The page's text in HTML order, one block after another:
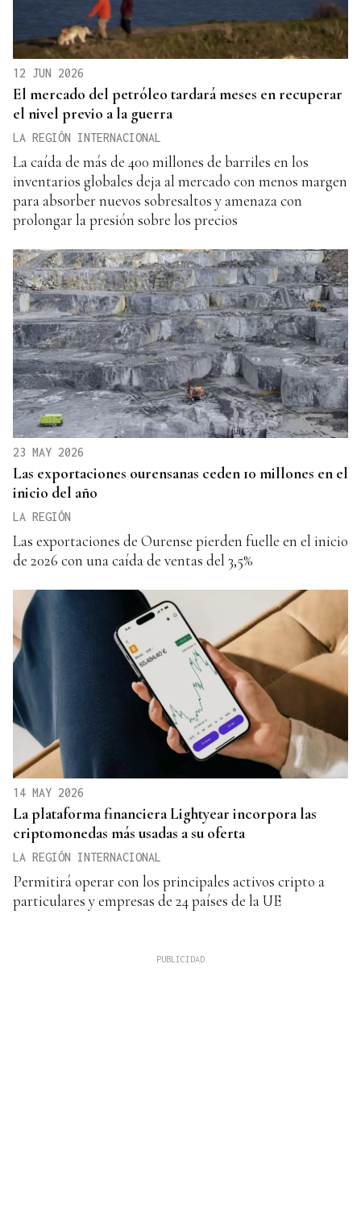
12 JUN 2026
El mercado del petróleo tardará meses en recuperar
el nivel previo a la guerra
LA REGIÓN INTERNACIONAL
La caída de más de 400 millones de barriles en los
inventarios globales deja al mercado con menos margen
para absorber nuevos sobresaltos y amenaza con
prolongar la presión sobre los precios
23 MAY 2026
Las exportaciones ourensanas ceden 10 millones en el
inicio del año
LA REGIÓN
Las exportaciones de Ourense pierden fuelle en el inicio
de 2026 con una caída de ventas del 3,5%
14 MAY 2026
La plataforma financiera Lightyear incorpora las
criptomonedas más usadas a su oferta
LA REGIÓN INTERNACIONAL
Permitirá operar con los principales activos cripto a
particulares y empresas de 24 países de la UE